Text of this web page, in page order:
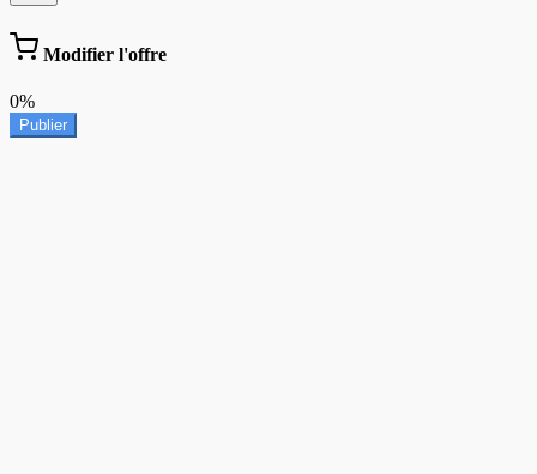
Modifier l'offre
0%
Publier